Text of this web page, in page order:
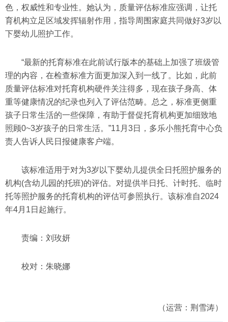
色，权威性和专业性。她认为，质量评估标准应强调，让托
育机构立足区域发挥辐射作用，指导周围家庭共同做好3岁以
下婴幼儿照护工作。
“最新的托育标准在此前试行版本的基础上加强了班级管
理的内容，在检查标准方面更加深入到一线了。比如，此前
质量评估标准对托育机构硬件关注得多，现在孩子身高、体
重等健康情况的纪录也列入了评估范畴。总之，标准更侧重
孩子日常生活的一些保障，有助于督促托育机构更加细致地
照顾0~3岁孩子的日常生活。”11月3日，多乐小熊托育中心负
责人告诉人民日报健康客户端。
该标准适用于对为3岁以下婴幼儿提供全日托照护服务的
机构(含幼儿园的托班)的评估。对提供半日托、计时托、临时
托等照护服务的托育机构的评估可参照执行。该标准自2024
年4月1日起施行。
责编：刘玫妍
校对：朱晓娜
（运营：荆雪涛）